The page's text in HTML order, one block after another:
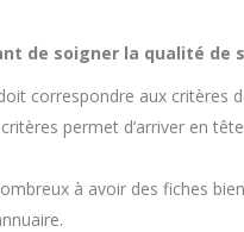
de soigner la qualité de
correspondre aux
permet d’arriver en
à avoir des fiches